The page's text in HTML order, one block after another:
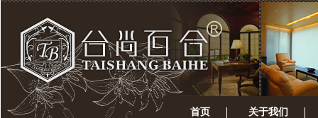
首页 关于我们